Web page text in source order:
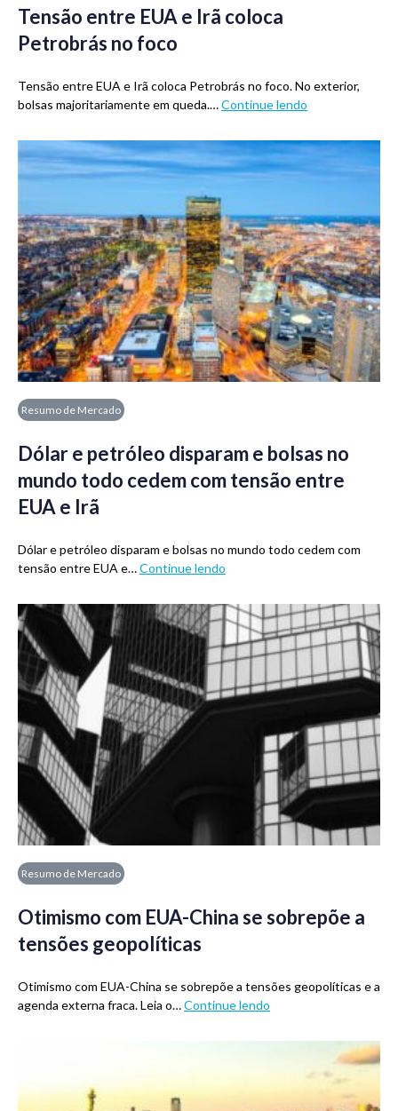
Tensão entre EUA e Irã coloca
Petrobrás no foco
Tensão entre EUA e Irã coloca Petrobrás no foco. No exterior,
bolsas majoritariamente em queda.…Continue lendo
Resumo de Mercado
Dólar e petróleo disparam e bolsas no
mundo todo cedem com tensão entre
EUA e Irã
Dólar e petróleo disparam e bolsas no mundo todo cedem com
tensão entre EUA e…Continue lendo
Resumo de Mercado
Otimismo com EUA-China se sobrepõe a
tensões geopolíticas
Otimismo com EUA-China se sobrepõe a tensões geopolíticas e a
agenda externa fraca. Leia o…Continue lendo